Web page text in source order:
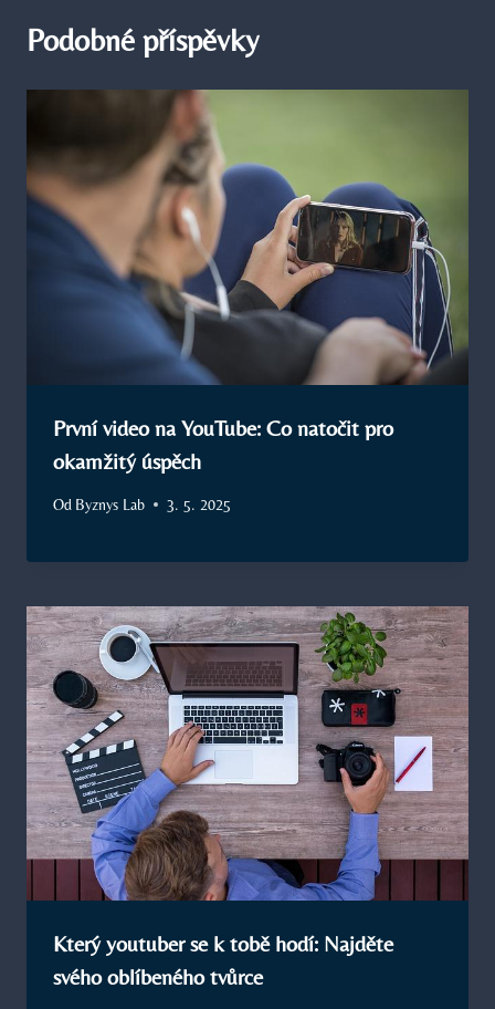
Podobné příspěvky
První video na YouTube: Co natočit pro
okamžitý úspěch
Od Byznys Lab 3. 5. 2025
Který youtuber se k tobě hodí: Najděte
svého oblíbeného tvůrce